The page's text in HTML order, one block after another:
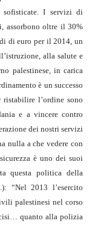
I servizi di
assorbono oltre il 30%
di euro per il 2014, un
alla salute e
palestinese, in carica
è un successo
l’ordine sono
e a vincere contro
dei nostri servizi
nulla a che vedere con
è uno dei suoi
questa politica della
“Nel 2013 l’esercito
palestinesi nel corso
quanto alla polizia